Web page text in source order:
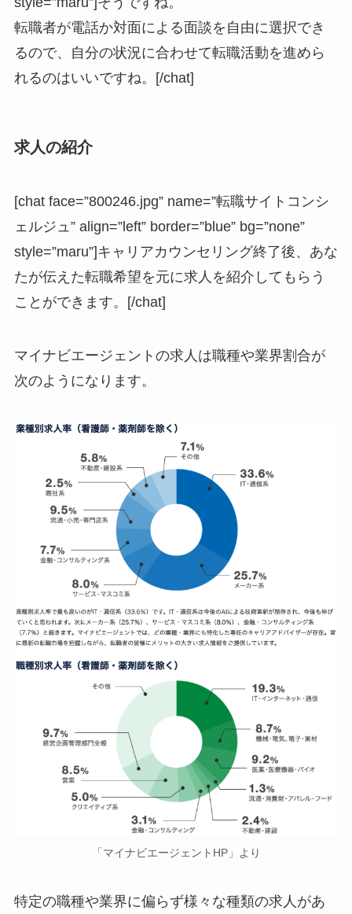
転職者が電話か対面による面談を自由に選択でき
るので、自分の状況に合わせて転職活動を進めら
れるのはいいですね。[/chat]
求人の紹介
[chat face=”800246.jpg” name=”転職サイトコンシ
ェルジュ” align=”left” border=”blue” bg=”none”
style=”maru”]キャリアカウンセリング終了後、あな
たが伝えた転職希望を元に求人を紹介してもらう
ことができます。[/chat]
マイナビエージェントの求人は職種や業界割合が
次のようになります。
「マイナビエージェントHP」より
特定の職種や業界に偏らず様々な種類の求人があ